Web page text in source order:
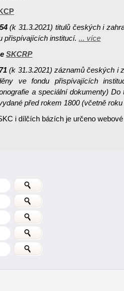
(k 31.3.2021) titulů českých i
přispívajících institucí.... více
SKCRP
(k 31.3.2021) záznamů českých i
ve fondu přispívajících
a speciální dokumenty) Do
před rokem 1800 (včetně roku
i dílčích bázích je určeno